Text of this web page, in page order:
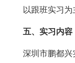
以跟班实习为主
五、实习内容
深圳市鹏都兴